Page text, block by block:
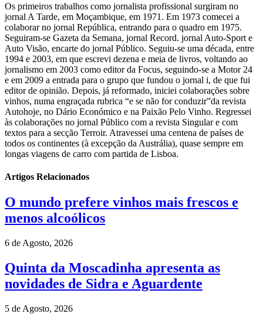
Os primeiros trabalhos como jornalista profissional surgiram no
jornal A Tarde, em Moçambique, em 1971. Em 1973 comecei a
colaborar no jornal República, entrando para o quadro em 1975.
Seguiram-se Gazeta da Semana, jornal Record. jornal Auto-Sport e
Auto Visão, encarte do jornal Público. Seguiu-se uma década, entre
1994 e 2003, em que escrevi dezena e meia de livros, voltando ao
jornalismo em 2003 como editor da Focus, seguindo-se a Motor 24
e em 2009 a entrada para o grupo que fundou o jornal i, de que fui
editor de opinião. Depois, já reformado, iniciei colaborações sobre
vinhos, numa engraçada rubrica “e se não for conduzir”da revista
Autohoje, no Dário Económico e na Paixão Pelo Vinho. Regressei
às colaborações no jornal Público com a revista Singular e com
textos para a secção Terroir. Atravessei uma centena de países de
todos os continentes (à excepção da Austrália), quase sempre em
longas viagens de carro com partida de Lisboa.
Artigos Relacionados
O mundo prefere vinhos mais frescos e
menos alcoólicos
6 de Agosto, 2026
Quinta da Moscadinha apresenta as
novidades de Sidra e Aguardente
5 de Agosto, 2026